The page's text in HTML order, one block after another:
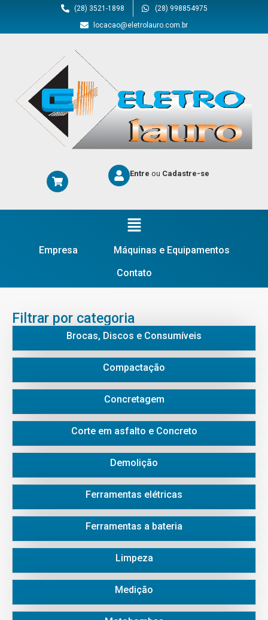
(28) 3521-1898
(28) 998854975
locacao@eletrolauro.com.br
Entre ou Cadastre-se
Empresa
Máquinas e Equipamentos
Contato
Filtrar por categoria
Brocas, Discos e Consumíveis
Compactação
Concretagem
Corte em asfalto e Concreto
Demolição
Ferramentas elétricas
Ferramentas a bateria
Limpeza
Medição